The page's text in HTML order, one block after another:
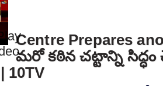
Centre Prepares
మరో కఠిన చట్టాన్ని సిద్ధం
10TV